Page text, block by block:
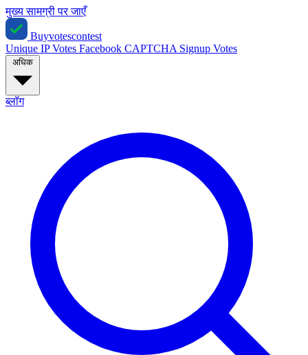
मुख्य सामग्री पर जाएँ
Buyvotescontest
Unique IP Votes Facebook CAPTCHA Signup Votes
ब्लॉग